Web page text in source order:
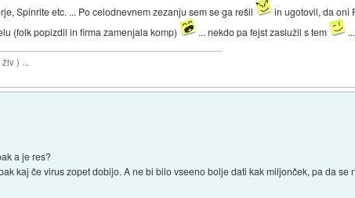
Spinrite etc. ... Po celodnevnem zezanju sem se ga rešil
in ugotovil, da oni
(folk popizdil in firma zamenjala komp)
... nekdo pa fejst zaslužil s tem ...
) ...
a je res?
kaj če virus zopet dobijo. A ne bi bilo vseeno bolje dati kak miljonček, pa da se